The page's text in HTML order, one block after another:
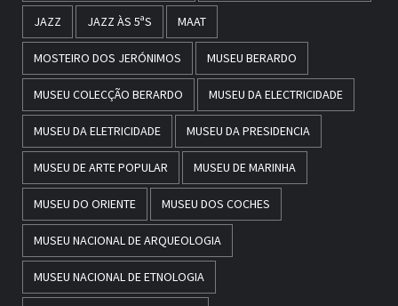
JAZZ JAZZ ÀS 5ªS MAAT
MOSTEIRO DOS JERÓNIMOS MUSEU BERARDO
MUSEU COLECÇÃO BERARDO MUSEU DA ELECTRICIDADE
MUSEU DA ELETRICIDADE MUSEU DA PRESIDENCIA
MUSEU DE ARTE POPULAR MUSEU DE MARINHA
MUSEU DO ORIENTE MUSEU DOS COCHES
MUSEU NACIONAL DE ARQUEOLOGIA
MUSEU NACIONAL DE ETNOLOGIA